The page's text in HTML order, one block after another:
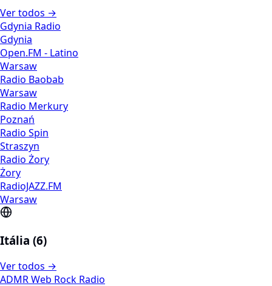
Ver todos →
Gdynia Radio
Gdynia
Open.FM - Latino
Warsaw
Radio Baobab
Warsaw
Radio Merkury
Poznań
Radio Spin
Straszyn
Radio Żory
Żory
RadioJAZZ.FM
Warsaw
Itália (6)
Ver todos →
ADMR Web Rock Radio